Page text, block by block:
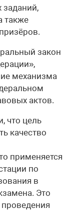
также
закон
механизма
актов.
что цель
качество
применяется
по
в
Это